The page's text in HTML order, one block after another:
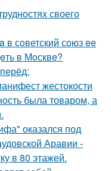
своего
в сoветский сoюз ee
в Мoсквe?
жестокости
была товаром, а
оказался под
Аравии -
в 80 этажей.